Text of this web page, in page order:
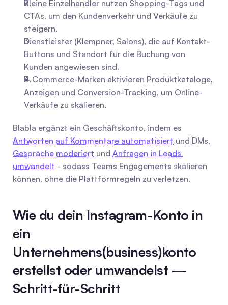
Kleine Einzelhändler nutzen Shopping-Tags und
CTAs, um den Kundenverkehr und Verkäufe zu
steigern.
Dienstleister (Klempner, Salons), die auf Kontakt-
Buttons und Standort für die Buchung von
Kunden angewiesen sind.
E-Commerce-Marken aktivieren Produktkataloge,
Anzeigen und Conversion-Tracking, um Online-
Verkäufe zu skalieren.
Antworten auf Kommentare automatisiert
Gespräche moderiert und Anfragen in Leads
umwandelt - sodass Teams Engagements skalieren
können, ohne die Plattformregeln zu verletzen.
Wie du dein Instagram-Konto in
ein
Unternehmens(business)konto
erstellst oder umwandelst —
Schritt-für-Schritt